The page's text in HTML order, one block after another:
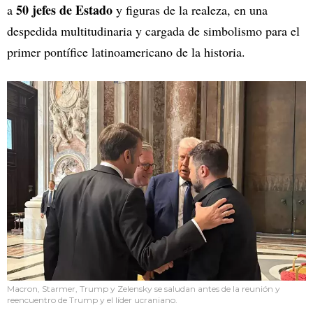
a 50 jefes de Estado y figuras de la realeza, en una
despedida multitudinaria y cargada de simbolismo para el
primer pontífice latinoamericano de la historia.
Macron, Starmer, Trump y Zelensky se saludan antes de la reunión y
reencuentro de Trump y el líder ucraniano.